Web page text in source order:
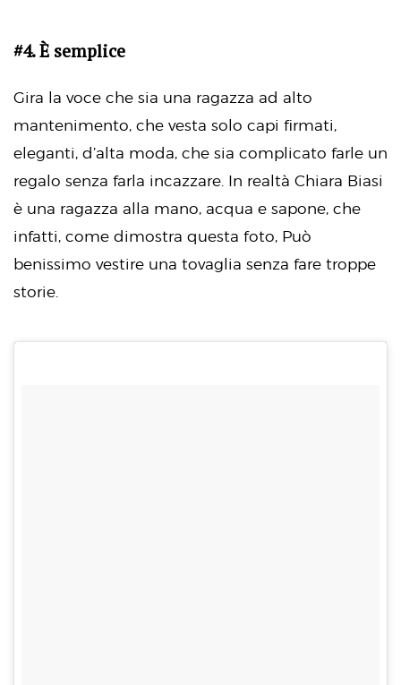
#4. È semplice
Gira la voce che sia una ragazza ad alto
mantenimento, che vesta solo capi firmati,
eleganti, d’alta moda, che sia complicato farle un
regalo senza farla incazzare. In realtà Chiara Biasi
è una ragazza alla mano, acqua e sapone, che
infatti, come dimostra questa foto, Può
benissimo vestire una tovaglia senza fare troppe
storie.